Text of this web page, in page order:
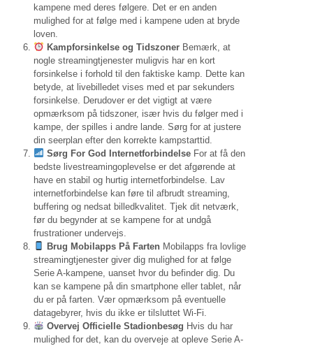
kampene med deres følgere. Det er en anden
mulighed for at følge med i kampene uden at bryde
loven.
Kampforsinkelse og TidszonerBemærk, at
nogle streamingtjenester muligvis har en kort
forsinkelse i forhold til den faktiske kamp. Dette kan
betyde, at livebilledet vises med et par sekunders
forsinkelse. Derudover er det vigtigt at være
opmærksom på tidszoner, især hvis du følger med i
kampe, der spilles i andre lande. Sørg for at justere
din seerplan efter den korrekte kampstarttid.
Sørg For God InternetforbindelseFor at få den
bedste livestreamingoplevelse er det afgørende at
have en stabil og hurtig internetforbindelse. Lav
internetforbindelse kan føre til afbrudt streaming,
buffering og nedsat billedkvalitet. Tjek dit netværk,
før du begynder at se kampene for at undgå
frustrationer undervejs.
Brug Mobilapps På FartenMobilapps fra lovlige
streamingtjenester giver dig mulighed for at følge
Serie A-kampene, uanset hvor du befinder dig. Du
kan se kampene på din smartphone eller tablet, når
du er på farten. Vær opmærksom på eventuelle
datagebyrer, hvis du ikke er tilsluttet Wi-Fi.
Overvej Officielle Stadionbesøg Hvis du har
mulighed for det, kan du overveje at opleve Serie A-